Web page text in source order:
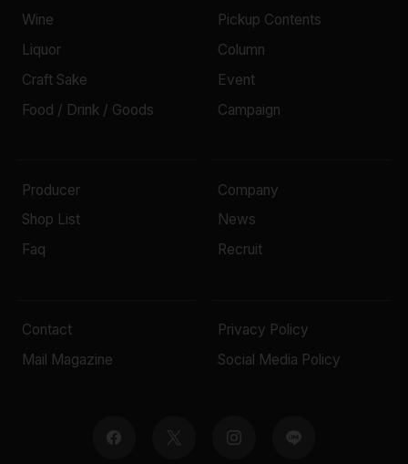
Wine
Liquor
Craft Sake
Food / Drink / Goods
Pickup Contents
Column
Event
Campaign
Producer
Shop List
Faq
Company
News
Recruit
Contact
Mail Magazine
Privacy Policy
Social Media Policy